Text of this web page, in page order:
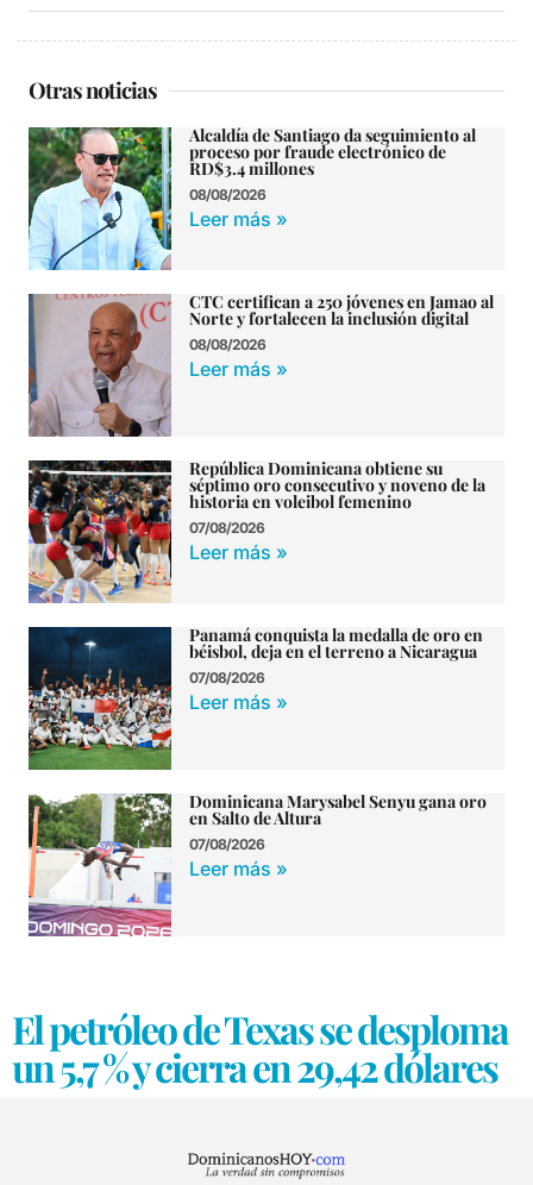
Otras noticias
Alcaldía de Santiago da seguimiento al
proceso por fraude electrónico de
RD$3.4 millones
08/08/2026
Leer más »
CTC certifican a 250 jóvenes en Jamao al
Norte y fortalecen la inclusión digital
08/08/2026
Leer más »
República Dominicana obtiene su
séptimo oro consecutivo y noveno de la
historia en voleibol femenino
07/08/2026
Leer más »
Panamá conquista la medalla de oro en
béisbol, deja en el terreno a Nicaragua
07/08/2026
Leer más »
Dominicana Marysabel Senyu gana oro
en Salto de Altura
07/08/2026
Leer más »
El petróleo de Texas se desploma
un 5,7 % y cierra en 29,42 dólares